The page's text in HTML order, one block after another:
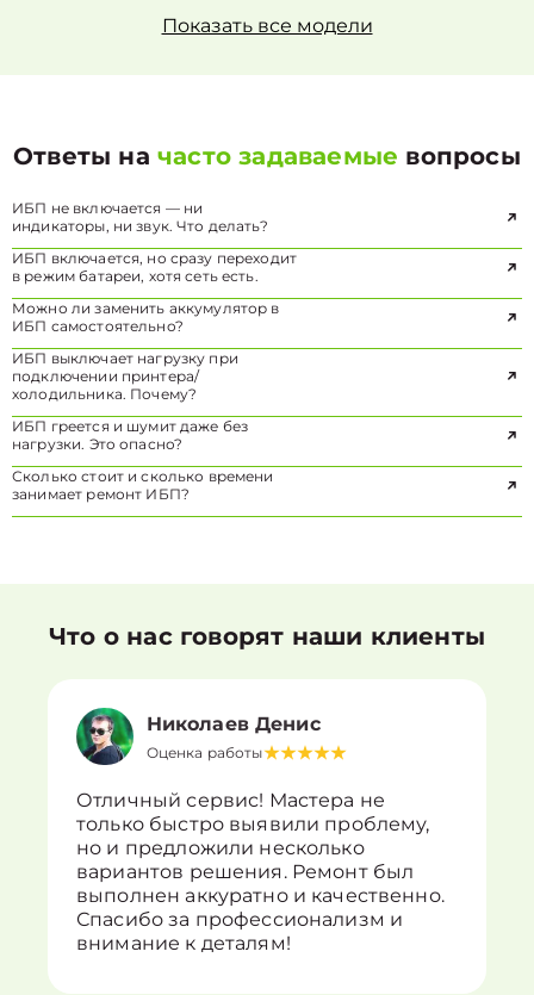
Показать все модели
Ответы начасто задаваемые вопросы
ИБП не включается — ни
индикаторы, ни звук. Что делать?
ИБП включается, но сразу переходит
в режим батареи, хотя сеть есть.
Можно ли заменить аккумулятор в
ИБП самостоятельно?
ИБП выключает нагрузку при
подключении принтера/
холодильника. Почему?
ИБП греется и шумит даже без
нагрузки. Это опасно?
Сколько стоит и сколько времени
занимает ремонт ИБП?
Что о нас говорят наши клиенты
Николаев Денис
Оценка работы
Отличный сервис! Мастера не
только быстро выявили проблему,
но и предложили несколько
вариантов решения. Ремонт был
выполнен аккуратно и качественно.
Спасибо за профессионализм и
внимание к деталям!